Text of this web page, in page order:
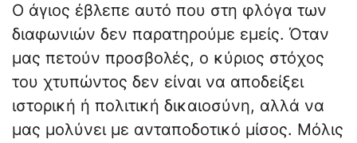
Ο άγιος έβλεπε αυτό που στη φλόγα των
διαφωνιών δεν παρατηρούμε εμείς. Όταν
μας πετούν προσβολές, ο κύριος στόχος
του χτυπώντος δεν είναι να αποδείξει
ιστορική ή πολιτική δικαιοσύνη, αλλά να
μας μολύνει με ανταποδοτικό μίσος. Μόλις